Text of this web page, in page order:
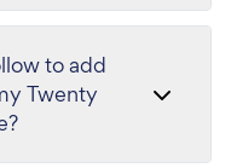
to add
Twenty